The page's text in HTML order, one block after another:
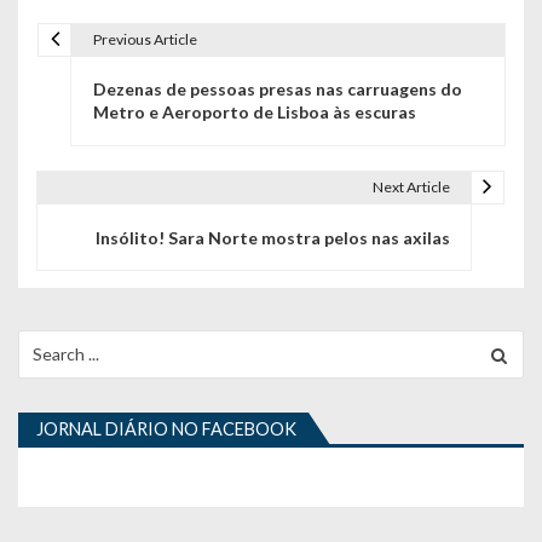
ã
o
d
Previous Article
Dezenas de pessoas presas nas carruagens do
Metro e Aeroporto de Lisboa às escuras
Next Article
Insólito! Sara Norte mostra pelos nas axilas
for:
JORNAL DIÁRIO NO FACEBOOK